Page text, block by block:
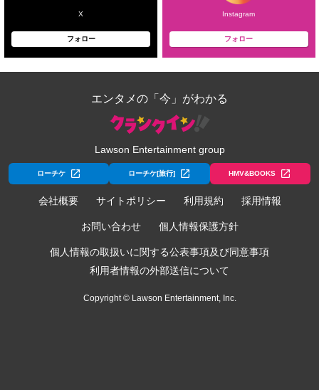
X
フォロー
Instagram
フォロー
エンタメの「今」がわかる
Lawson Entertainment group
ローチケ ローチケ[旅行] HMV&BOOKS
会社概要 サイトポリシー 利用規約 採用情報
お問い合わせ 個人情報保護方針
個人情報の取扱いに関する公表事項及び同意事項
利用者情報の外部送信について
Copyright © Lawson Entertainment, Inc.